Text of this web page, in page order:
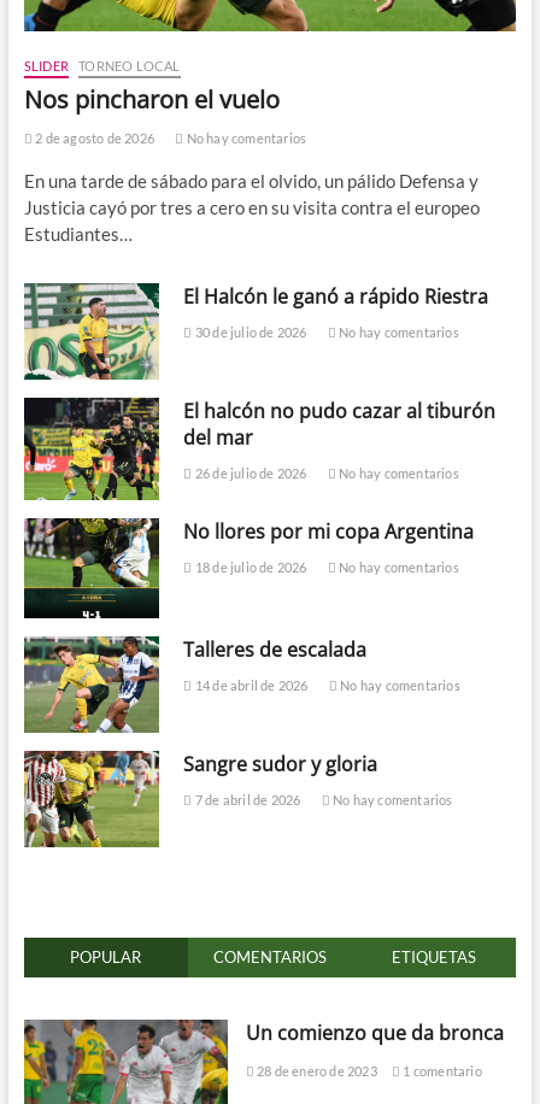
SLIDER TORNEO LOCAL
Nos pincharon el vuelo
2 de agosto de 2026 No hay comentarios
En una tarde de sábado para el olvido, un pálido Defensa y
Justicia cayó por tres a cero en su visita contra el europeo
Estudiantes…
El Halcón le ganó a rápido Riestra
30 de julio de 2026 No hay comentarios
El halcón no pudo cazar al tiburón
del mar
26 de julio de 2026 No hay comentarios
No llores por mi copa Argentina
18 de julio de 2026 No hay comentarios
Talleres de escalada
14 de abril de 2026 No hay comentarios
Sangre sudor y gloria
7 de abril de 2026 No hay comentarios
POPULAR COMENTARIOS ETIQUETAS
Un comienzo que da bronca
28 de enero de 2023 1 comentario